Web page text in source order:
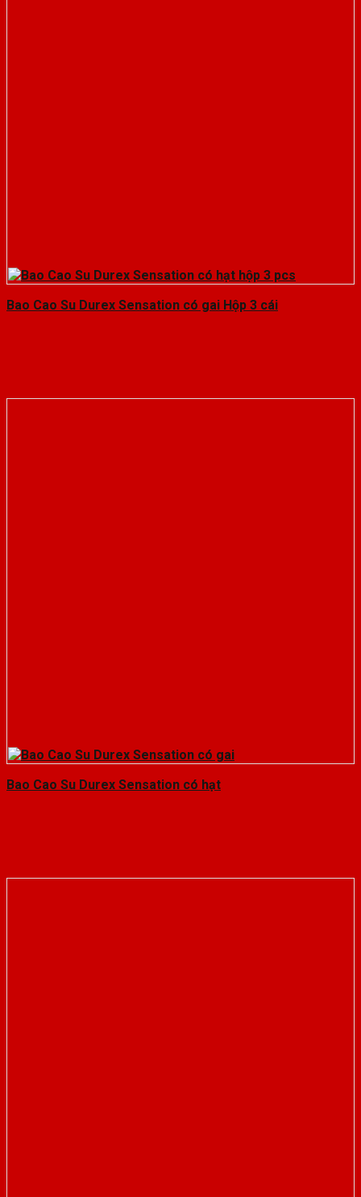
Bao Cao Su Durex Sensation có gai Hộp 3 cái
Bao Cao Su Durex Sensation có hạt